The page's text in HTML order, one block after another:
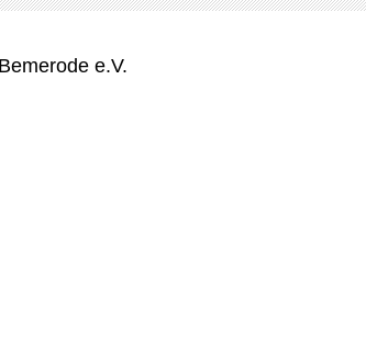
e.V.